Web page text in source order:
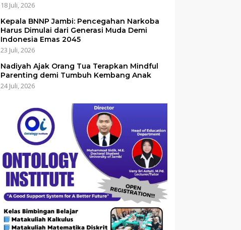
18 Juli, 2026
Kepala BNNP Jambi: Pencegahan Narkoba
Harus Dimulai dari Generasi Muda Demi
Indonesia Emas 2045
23 Juli, 2026
Nadiyah Ajak Orang Tua Terapkan Mindful
Parenting demi Tumbuh Kembang Anak
24 Juli, 2026